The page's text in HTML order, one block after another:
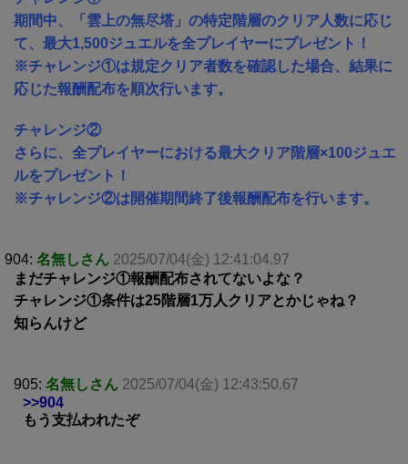
期間中、「雲上の無尽塔」の特定階層のクリア人数に応じ
て、最大1,500ジュエルを全プレイヤーにプレゼント！
※チャレンジ①は規定クリア者数を確認した場合、結果に
応じた報酬配布を順次行います。
チャレンジ②
さらに、全プレイヤーにおける最大クリア階層×100ジュエ
ルをプレゼント！
※チャレンジ②は開催期間終了後報酬配布を行います。
904: 名無しさん 2025/07/04(金) 12:41:04.97
まだチャレンジ①報酬配布されてないよな？
チャレンジ①条件は25階層1万人クリアとかじゃね？
知らんけど
905: 名無しさん 2025/07/04(金) 12:43:50.67
>>904
もう支払われたぞ